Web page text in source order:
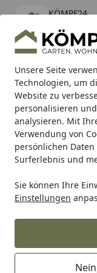
Unsere Seite
Technologien, um
Website zu
personalisieren
analysieren. Mit
Verwendung von
persönlichen
Surferlebnis und
Sie können Ihre
Einstellungen
KÖMPF24
kostenlos - Im
Alle Produkte
Mein Konto
Suchen
Karibu Pools
Starterset
Startseite
Auto & Zweirad